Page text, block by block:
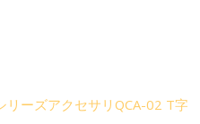
ーズアクセサリQCA-02 T字